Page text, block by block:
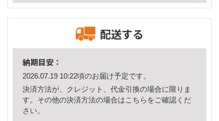
配送する
納期目安：
2026.07.19 10:22頃のお届け予定です。
決済方法が、クレジット、代金引換の場合に限りま
す。その他の決済方法の場合はこちら をご確認くだ
さい。